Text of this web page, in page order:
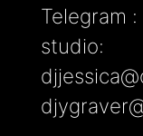
Telegram
studio: